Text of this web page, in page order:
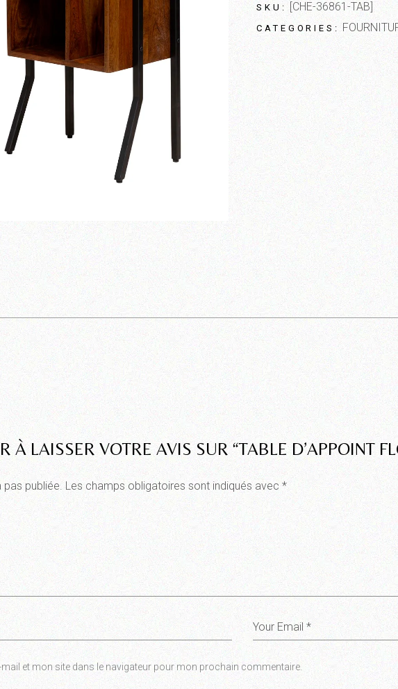
SKU: [CHE-36861-TAB]
CATEGORIES:
À LAISSER VOTRE AVIS SUR “TABLE D’APPOINT
publiée. Les champs obligatoires sont indiqués avec *
et mon site dans le navigateur pour mon prochain commentaire.